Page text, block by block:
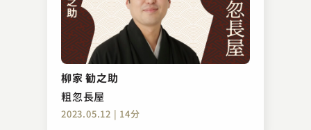
柳家 勧之助
粗忽長屋
2023.05.12 | 14分
三遊亭 志う歌
荒茶
2024.04.02 | 15分